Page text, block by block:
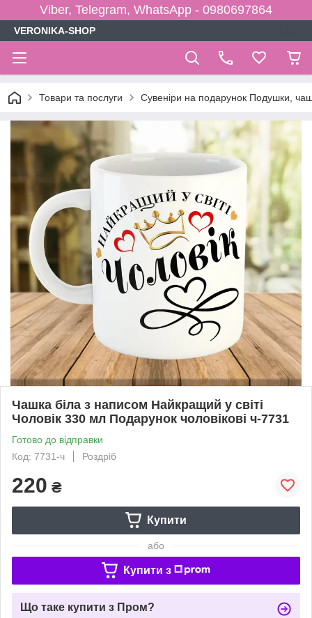
Viber, Telegram, WhatsApp - 0980697864
VERONIKA-SHOP
Товари та послуги Сувеніри на подарунок Подушки,
Чашка біла з написом Найкращий у світі
Чоловік 330 мл Подарунок чоловікові ч-7731
Готово до відправки
Код: 7731-ч
Роздріб
220 ₴
Купити
або
Купити з
Що таке купити з Пром?